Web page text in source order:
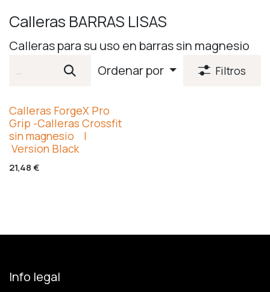
Calleras BARRAS LISAS
Calleras para su uso en barras sin magnesio
Ordenar por
Filtros
NUEVO STOCK
Calleras ForgeX Pro
Grip -Calleras Crossfit
sin magnesio |
Version Black
21,48€
Info legal